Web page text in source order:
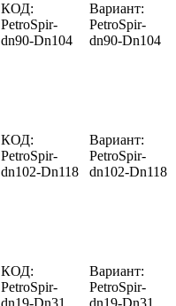
КОД:
PetroSpir-
dn90-Dn104
Вариант:
PetroSpir-
dn90-Dn104
КОД:
PetroSpir-
dn102-Dn118
Вариант:
PetroSpir-
dn102-Dn118
КОД:
PetroSpir-
Вариант:
PetroSpir-